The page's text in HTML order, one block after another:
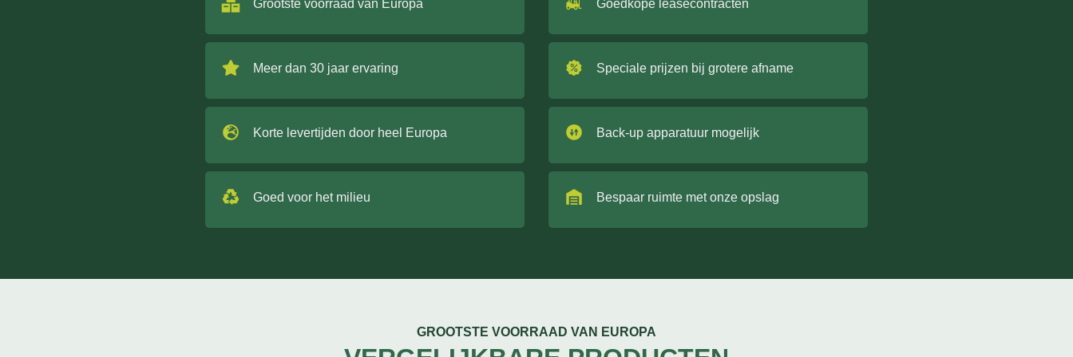
Grootste voorraad van Europa
Meer dan 30 jaar ervaring
Korte levertijden door heel Europa
Goed voor het milieu
Goedkope leasecontracten
Speciale prijzen bij grotere afname
Back-up apparatuur mogelijk
Bespaar ruimte met onze opslag
GROOTSTE VOORRAAD VAN EUROPA